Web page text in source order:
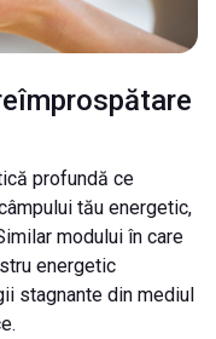
profundă ce
tău energetic,
modului în care
energetic
stagnante din mediul